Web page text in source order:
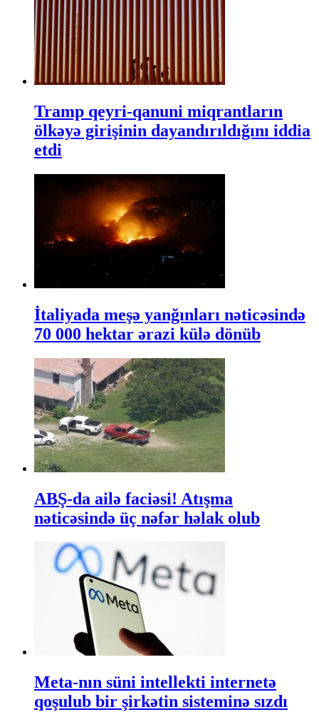
Tramp qeyri-qanuni miqrantların
ölkəyə girişinin dayandırıldığını iddia
etdi
İtaliyada meşə yanğınları nəticəsində
70 000 hektar ərazi külə dönüb
ABŞ-da ailə faciəsi! Atışma
nəticəsində üç nəfər həlak olub
Meta-nın süni intellekti internetə
qoşulub bir şirkətin sisteminə sızdı